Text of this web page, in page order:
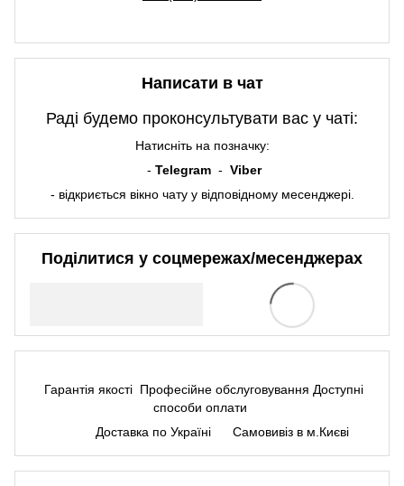
Написати в чат
Раді будемо проконсультувати вас у чаті:
Натисніть на позначку:
- Telegram - Viber
- відкриється вікно чату у відповідному месенджері.
Поділитися у соцмережах/месенджерах
Гарантія якості Професійне обслуговування Доступні
способи оплати
Доставка по Україні
Самовивіз в м.Києві